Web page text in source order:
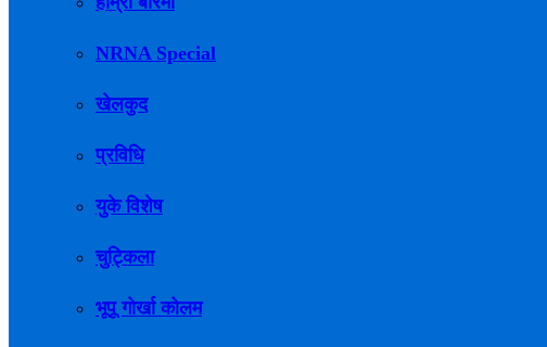
NRNA Special
खेलकुद
प्रविधि
युके विशेष
चुट्किला
भूपू गोर्खा कोलम